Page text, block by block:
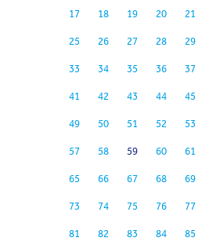
17 18 19 20 21
25 26 27 28 29
33 34 35 36 37
41 42 43 44 45
49 50 51 52 53
57 58 59 60 61
65 66 67 68 69
73 74 75 76 77
81 82 83 84 85